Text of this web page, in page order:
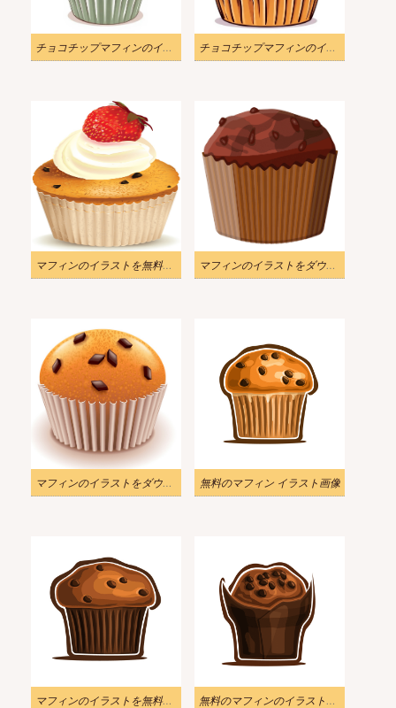
チョコチップマフィンのイラスト チョコチップマフィンのイラスト画像
マフィンのイラストを無料でダウンロード 2 マフィンのイラストをダウンロード Png
マフィンのイラストをダウンロード 無料のマフィン イラスト画像
マフィンのイラストを無料でダウンロード 無料のマフィンのイラスト画像 2